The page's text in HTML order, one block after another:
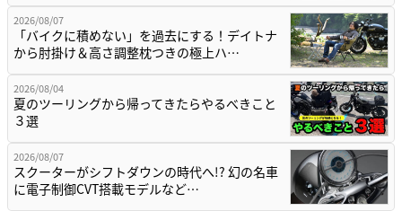
2026/08/07
「バイクに積めない」を過去にする！デイトナ
から肘掛け＆高さ調整枕つきの極上ハ…
2026/08/04
夏のツーリングから帰ってきたらやるべきこと
３選
2026/08/07
スクーターがシフトダウンの時代へ!? 幻の名車
に電子制御CVT搭載モデルなど…